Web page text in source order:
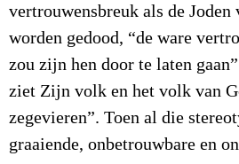
vertrouwensbreuk als de Joden
worden gedood, “de ware
zou zijn hen door te laten
ziet Zijn volk en het volk van
zegevieren”. Toen al die
graaiende, onbetrouwbare en